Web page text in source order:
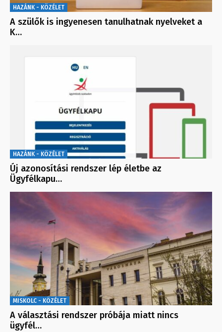
HAZÁNK - KÖZÉLET
A szülők is ingyenesen tanulhatnak nyelveket a
K…
HAZÁNK - KÖZÉLET
Új azonosítási rendszer lép életbe az
Ügyfélkapu…
MISKOLC - KÖZÉLET
A választási rendszer próbája miatt nincs
ügyfél…